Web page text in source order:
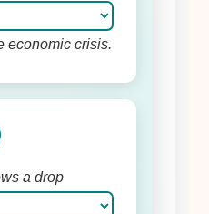
economic crisis.
a drop